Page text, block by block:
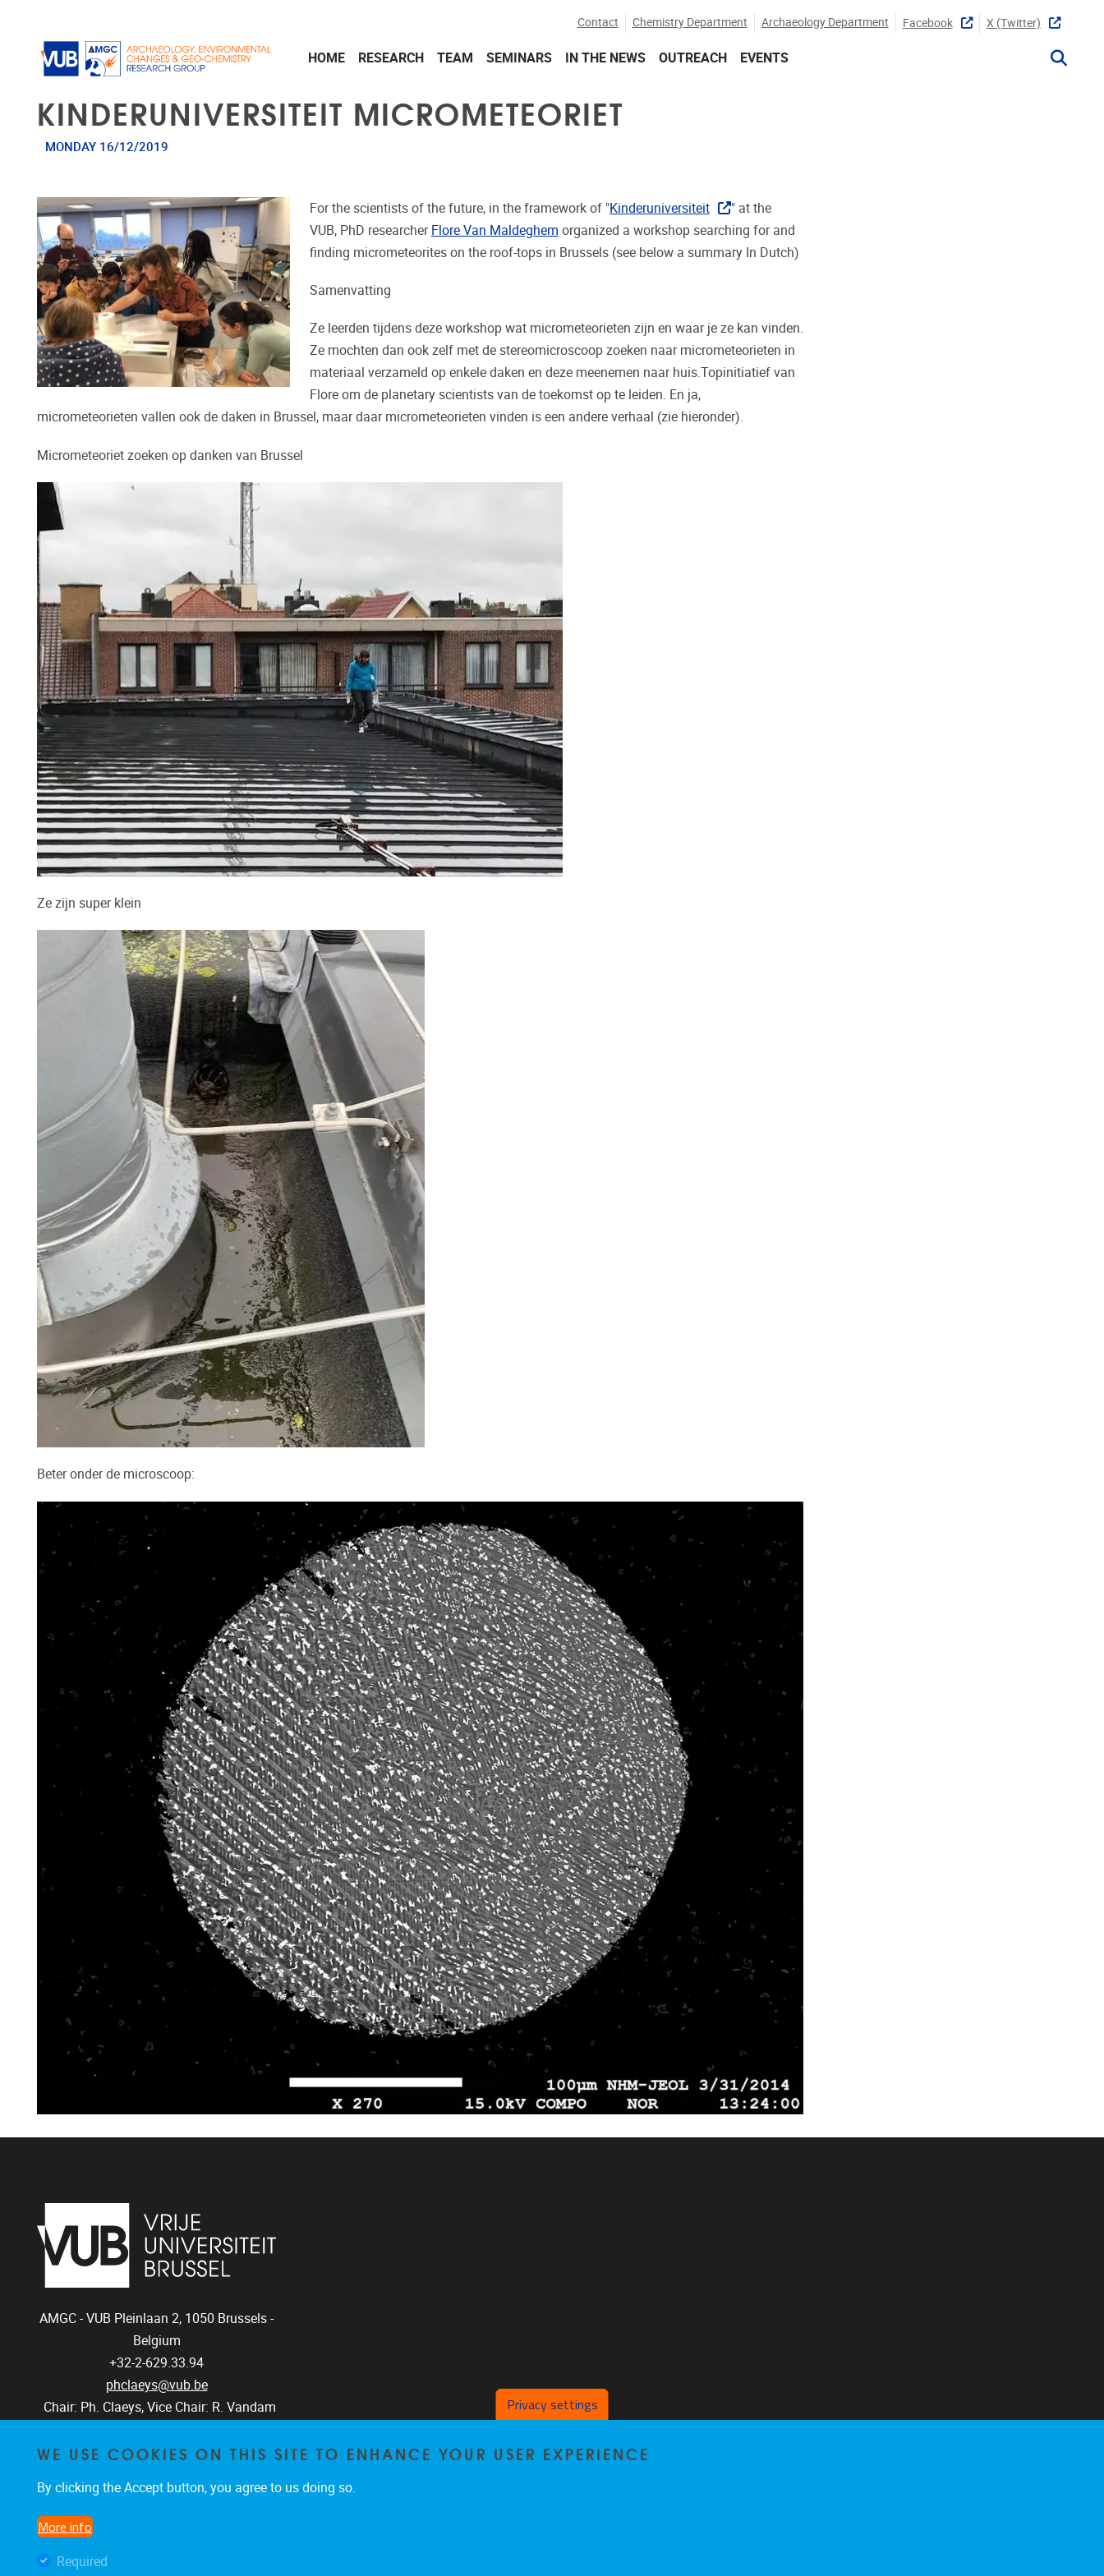
Contact Chemistry Department Archaeology Department Facebook X (twitter)
HOME RESEARCH TEAM SEMINARS IN THE NEWS OUTREACH EVENTS
KINDERUNIVERSITEIT MICROMETEORIET
MONDAY 16/12/2019
For the scientists of the future, in the framework of "Kinderuniversiteit
" at the
VUB, PhD researcher Flore Van Maldeghem organized a workshop searching for and
finding micrometeorites on the roof-tops in Brussels (see below a summary In Dutch)
Samenvatting
Ze leerden tijdens deze workshop wat micrometeorieten zijn en waar je ze kan vinden.
Ze mochten dan ook zelf met de stereomicroscoop zoeken naar micrometeorieten in
materiaal verzameld op enkele daken en deze meenemen naar huis.Topinitiatief van
Flore om de planetary scientists van de toekomst op te leiden. En ja,
micrometeorieten vallen ook de daken in Brussel, maar daar micrometeorieten vinden is een andere verhaal (zie hieronder).
Micrometeoriet zoeken op danken van Brussel
Ze zijn super klein
Beter onder de microscoop:
AMGC - VUB Pleinlaan 2, 1050 Brussels -
Belgium
+32-2-629.33.94
phclaeys@vub.be
Chair: Ph. Claeys, Vice Chair: R. Vandam
Privacy settings
WE USE COOKIES ON THIS SITE TO ENHANCE YOUR USER EXPERIENCE
By clicking the Accept button, you agree to us doing so.
More info
Required